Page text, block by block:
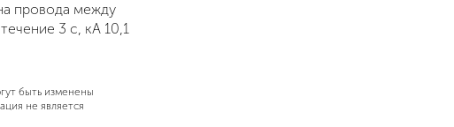
провода между
3 с, кА 10,1
быть изменены
не является